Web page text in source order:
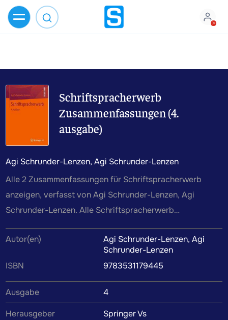
Schriftspracherwerb
Zusammenfassungen (4.
ausgabe)
Agi Schrunder-Lenzen, Agi Schrunder-Lenzen
Alle 2 Zusammenfassungen für Schriftspracherwerb
anzeigen, verfasst von Agi Schrunder-Lenzen, Agi
Schrunder-Lenzen. Alle Schriftspracherwerb
Lernzettel und weiteres Lernmaterial werden von
Kommilitonen oder Tutoren verfasst, um dir das
Verständnis des Lehrbuchinhalts zu erleichtern. Wenn du
die Zusammenfassung findest, die perfekt zu deinem
Lernstil passt, wird das Lernen zum Kinderspiel.
Autor(en)
Agi Schrunder-Lenzen, Agi
Schrunder-Lenzen
ISBN
9783531179445
Ausgabe
4
Herausgeber
Springer Vs